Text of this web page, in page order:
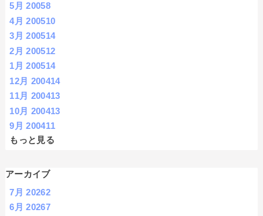
5月 20058
4月 200510
3月 200514
2月 200512
1月 200514
12月 200414
11月 200413
10月 200413
9月 200411
もっと見る
アーカイブ
7月 20262
6月 20267